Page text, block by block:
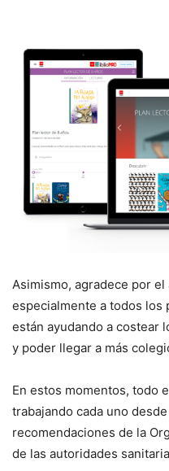
Asimismo, agradece por
especialmente a todos
están ayudando a costear
y poder llegar a más
En estos momentos, todo
trabajando cada uno
recomendaciones de la
de las autoridades